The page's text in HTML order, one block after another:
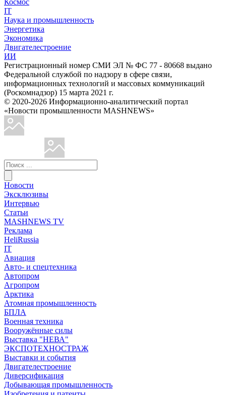
IT
Наука и промышленность
Энергетика
Экономика
Двигателестроение
ИИ
Регистрационный номер СМИ ЭЛ № ФС 77 - 80668 выдано
Федеральной службой по надзору в сфере связи,
информационных технологий и массовых коммуникаций
(Роскомнадзор) 15 марта 2021 г.
© 2020-2026 Информационно-аналитический портал
«Новости промышленности MASHNEWS»
Новости
Эксклюзивы
Интервью
Статьи
MASHNEWS TV
Реклама
HeliRussia
IT
Авиация
Авто- и спецтехника
Автопром
Агропром
Арктика
Атомная промышленность
БПЛА
Военная техника
Вооружённые силы
Выставка "НЕВА"
ЭКСПОТЕХНОСТРАЖ
Выставки и события
Двигателестроение
Диверсификация
Добывающая промышленность